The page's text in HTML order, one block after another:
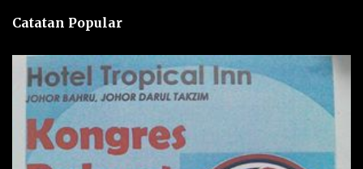
n
Catatan Popular